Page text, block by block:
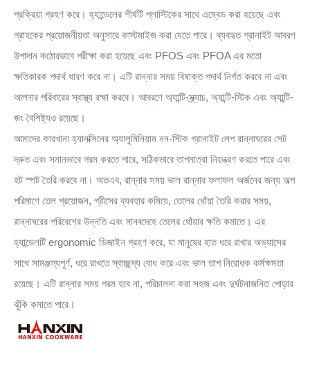
প্রক্রিয়া গ্রহণ করে। হ্যান্ডেলের শীর্ষটি প্লাস্টিকের সাথে এম্বেড করা হয়েছে এবং
গ্রাহকের প্রয়োজনীয়তা অনুসারে কাস্টমাইজ করা যেতে পারে। ব্যবহৃত গ্রানাইট আবরণ
উপাদান কঠোরভাবে পরীক্ষা করা হয়েছে এবং PFOS এবং PFOA এর মতো
ক্ষতিকারক পদার্থ ধারণ করে না। এটি রান্নার সময় বিষাক্ত পদার্থ নির্গত করবে না এবং
আপনার পরিবারের স্বাস্থ্য রক্ষা করবে। আবরণে অ্যান্টি-স্ক্র্যাচ, অ্যান্টি-স্টিক এবং অ্যান্টি-
জং বৈশিষ্ট্যও রয়েছে।
আমাদের কারখানা হ্যানক্সিনের অ্যালুমিনিয়াম নন-স্টিক গ্রানাইট লেপ রান্নাঘরের সেট
দ্রুত এবং সমানভাবে গরম করতে পারে, সঠিকভাবে তাপমাত্রা নিয়ন্ত্রণ করতে পারে এবং
হট স্পট তৈরি করবে না। অতএব, রান্নার সময় ভাল রান্নার ফলাফল অর্জনের জন্য অল্প
পরিমাণে তেল প্রয়োজন, গ্রীসের ব্যবহার কমিয়ে, তেলের ধোঁয়া তৈরি করার সময়,
রান্নাঘরের পরিবেশের উন্নতি এবং মানবদেহে তেলের ধোঁয়ার ক্ষতি কমাতে। এর
হ্যান্ডেলটি ergonomic ডিজাইন গ্রহণ করে, যা মানুষের হাত ধরে রাখার অভ্যাসের
সাথে সামঞ্জস্যপূর্ণ, ধরে রাখতে স্বাচ্ছন্দ্য বোধ করে এবং ভাল তাপ নিরোধক কর্মক্ষমতা
রয়েছে। এটি রান্নার সময় গরম হবে না, পরিচালনা করা সহজ এবং দুর্ঘটনাজনিত পোড়ার
ঝুঁকি কমাতে পারে।